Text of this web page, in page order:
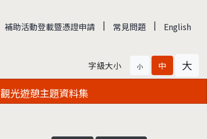
補助活動登載暨憑證申請 | 常見問題 | English
字級大小 小 中 大
觀光遊憩主題資料集